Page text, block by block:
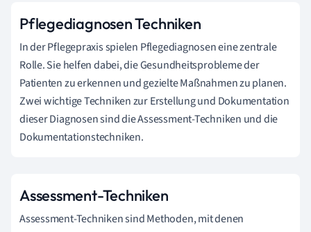
Pflegediagnosen Techniken
In der Pflegepraxis spielen Pflegediagnosen eine zentrale
Rolle. Sie helfen dabei, die Gesundheitsprobleme der
Patienten zu erkennen und gezielte Maßnahmen zu planen.
Zwei wichtige Techniken zur Erstellung und Dokumentation
dieser Diagnosen sind die Assessment-Techniken und die
Dokumentationstechniken.
Assessment-Techniken
Assessment-Techniken sind Methoden, mit denen